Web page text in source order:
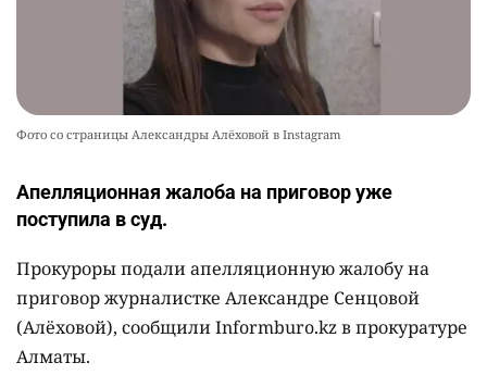
Фото со страницы Александры Алёховой в Instagram
Апелляционная жалоба на приговор уже
поступила в суд.
Прокуроры подали апелляционную жалобу на
приговор журналистке Александре Сенцовой
(Алёховой), сообщили Informburo.kz в прокуратуре
Алматы.